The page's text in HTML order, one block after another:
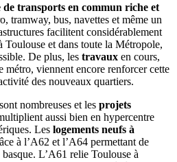
de transports en commun riche et
tramway, bus, navettes et même un
facilitent considérablement
Toulouse et dans toute la Métropole,
De plus, les travaux en cours,
métro, viennent encore renforcer cette
des nouveaux quartiers.
nombreuses et les projets
aussi bien en hypercentre
Les logements neufs à
à l’A62 et l’A64 permettant de
L’A61 relie Toulouse à